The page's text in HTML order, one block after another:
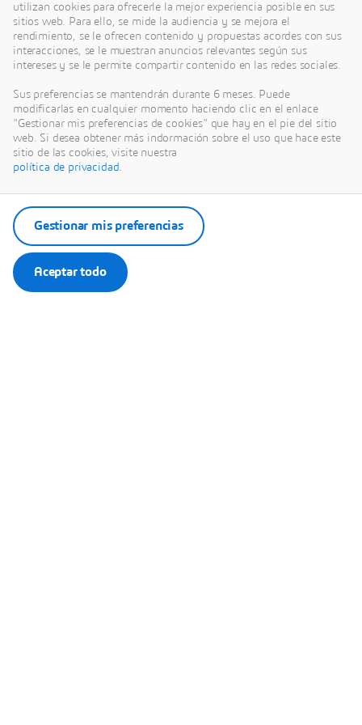
El contenido se aloja en el servidor de un tercero. Al mostrar el contenido
externo, acepta los términos y condiciones de www.youtube.com.
Deseo que se recuerde la opción que he seleccionado.
Dassault Systèmes.
utilizan cookies para ofrecerle la mejor experiencia posible en sus
sitios web. Para ello, se mide la audiencia y se mejora el
rendimiento, se le ofrecen contenido y propuestas acordes con sus
interacciones, se le muestran anuncios relevantes según sus
intereses y se le permite compartir contenido en las redes sociales.
Sus preferencias se mantendrán durante 6 meses. Puede
modificarlas en cualquier momento haciendo clic en el enlace
"Gestionar mis preferencias de cookies" que hay en el pie del sitio
web. Si desea obtener más indormación sobre el uso que hace este
sitio de las cookies, visite nuestra
política de privacidad.
Aceptar todo
Gestionar mis preferencias